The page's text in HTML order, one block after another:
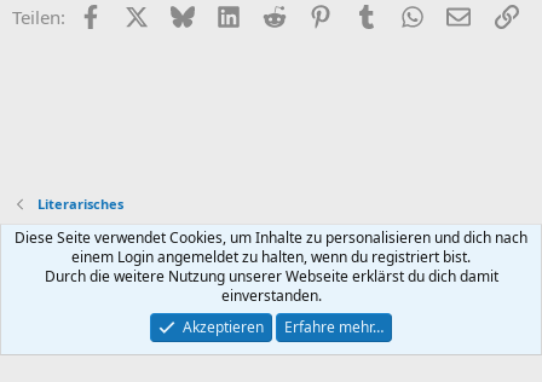
Teilen: FacebookX (Twitter)
BlueskyLinkedIn
Reddit PinterestTumblr WhatsApp
E-Mail
Literarisches
Default style
Deutsch (Du)
Datenschutz Hilfe und Impressum
Community platform by XenForo® © 2010-2026 XenForo Ltd.
Diese Seite verwendet Cookies, um Inhalte zu personalisieren und dich nach
einem Login angemeldet zu halten, wenn du registriert bist.
Durch die weitere Nutzung unserer Webseite erklärst du dich damit
einverstanden.
Akzeptieren
Erfahre mehr…